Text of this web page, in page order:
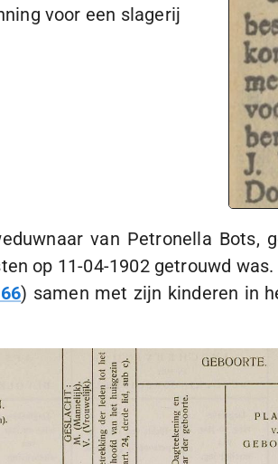
voor een slagerij
van Petronella Bots,
op 11-04-1902getrouwd was.
) samen met zijn kinderen in